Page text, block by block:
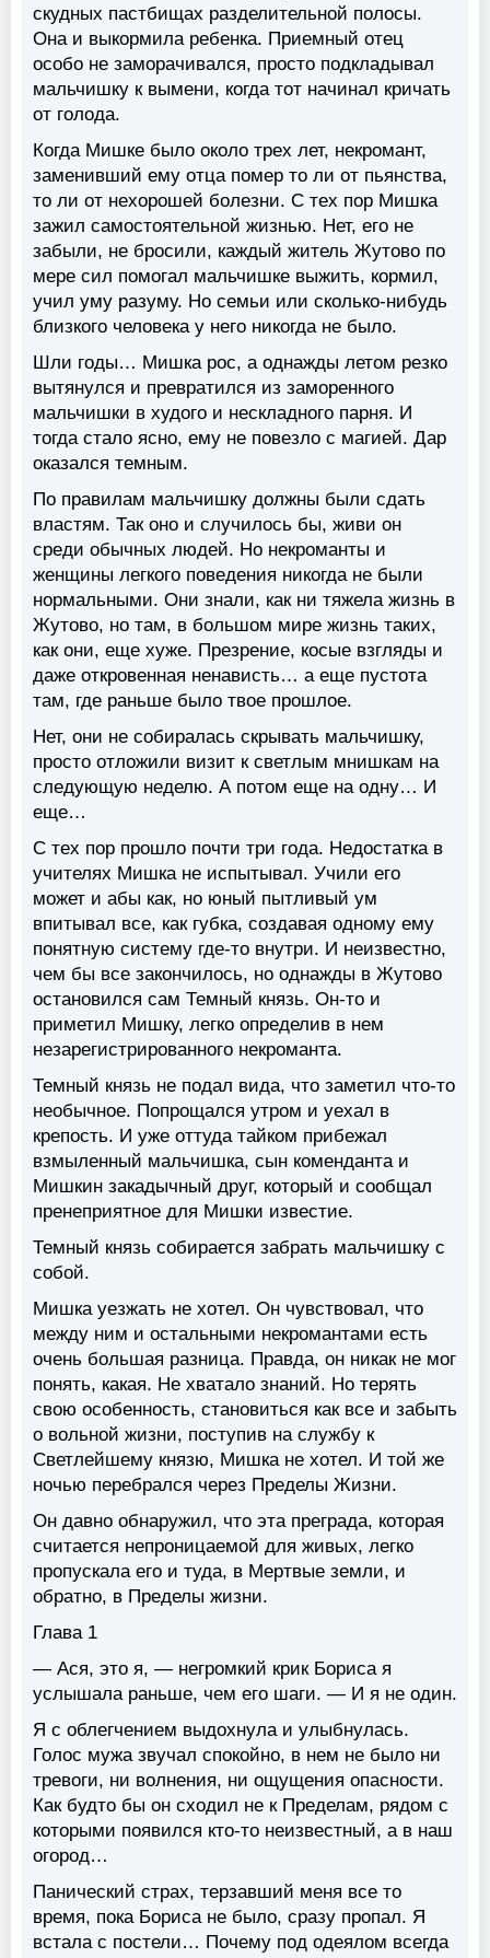
скудных пастбищах разделительной полосы.
Она и выкормила ребенка. Приемный отец
особо не заморачивался, просто подкладывал
мальчишку к вымени, когда тот начинал кричать
от голода.
Когда Мишке было около трех лет, некромант,
заменивший ему отца помер то ли от пьянства,
то ли от нехорошей болезни. С тех пор Мишка
зажил самостоятельной жизнью. Нет, его не
забыли, не бросили, каждый житель Жутово по
мере сил помогал мальчишке выжить, кормил,
учил уму разуму. Но семьи или сколько-нибудь
близкого человека у него никогда не было.
Шли годы… Мишка рос, а однажды летом резко
вытянулся и превратился из заморенного
мальчишки в худого и нескладного парня. И
тогда стало ясно, ему не повезло с магией. Дар
оказался темным.
По правилам мальчишку должны были сдать
властям. Так оно и случилось бы, живи он
среди обычных людей. Но некроманты и
женщины легкого поведения никогда не были
нормальными. Они знали, как ни тяжела жизнь в
Жутово, но там, в большом мире жизнь таких,
как они, еще хуже. Презрение, косые взгляды и
даже откровенная ненависть… а еще пустота
там, где раньше было твое прошлое.
Нет, они не собиралась скрывать мальчишку,
просто отложили визит к светлым мнишкам на
следующую неделю. А потом еще на одну… И
еще…
С тех пор прошло почти три года. Недостатка в
учителях Мишка не испытывал. Учили его
может и абы как, но юный пытливый ум
впитывал все, как губка, создавая одному ему
понятную систему где-то внутри. И неизвестно,
чем бы все закончилось, но однажды в Жутово
остановился сам Темный князь. Он-то и
приметил Мишку, легко определив в нем
незарегистрированного некроманта.
Темный князь не подал вида, что заметил что-то
необычное. Попрощался утром и уехал в
крепость. И уже оттуда тайком прибежал
взмыленный мальчишка, сын коменданта и
Мишкин закадычный друг, который и сообщал
пренеприятное для Мишки известие.
Темный князь собирается забрать мальчишку с
собой.
Мишка уезжать не хотел. Он чувствовал, что
между ним и остальными некромантами есть
очень большая разница. Правда, он никак не мог
понять, какая. Не хватало знаний. Но терять
свою особенность, становиться как все и забыть
о вольной жизни, поступив на службу к
Светлейшему князю, Мишка не хотел. И той же
ночью перебрался через Пределы Жизни.
Он давно обнаружил, что эта преграда, которая
считается непроницаемой для живых, легко
пропускала его и туда, в Мертвые земли, и
обратно, в Пределы жизни.
Глава 1
— Ася, это я, — негромкий крик Бориса я
услышала раньше, чем его шаги. — И я не один.
Я с облегчением выдохнула и улыбнулась.
Голос мужа звучал спокойно, в нем не было ни
тревоги, ни волнения, ни ощущения опасности.
Как будто бы он сходил не к Пределам, рядом с
которыми появился кто-то неизвестный, а в наш
огород…
Панический страх, терзавший меня все то
время, пока Бориса не было, сразу пропал. Я
встала с постели… Почему под одеялом всегда